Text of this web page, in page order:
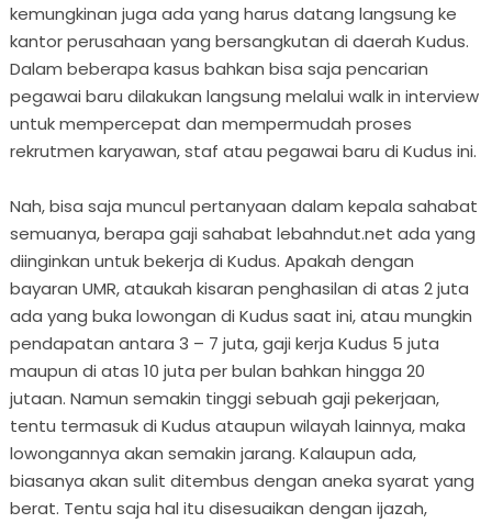
kemungkinan juga ada yang harus datang langsung ke
kantor perusahaan yang bersangkutan di daerah Kudus.
Dalam beberapa kasus bahkan bisa saja pencarian
pegawai baru dilakukan langsung melalui walk in interview
untuk mempercepat dan mempermudah proses
rekrutmen karyawan, staf atau pegawai baru di Kudus ini.
Nah, bisa saja muncul pertanyaan dalam kepala sahabat
semuanya, berapa gaji sahabat lebahndut.net ada yang
diinginkan untuk bekerja di Kudus. Apakah dengan
bayaran UMR, ataukah kisaran penghasilan di atas 2 juta
ada yang buka lowongan di Kudus saat ini, atau mungkin
pendapatan antara 3 – 7 juta, gaji kerja Kudus 5 juta
maupun di atas 10 juta per bulan bahkan hingga 20
jutaan. Namun semakin tinggi sebuah gaji pekerjaan,
tentu termasuk di Kudus ataupun wilayah lainnya, maka
lowongannya akan semakin jarang. Kalaupun ada,
biasanya akan sulit ditembus dengan aneka syarat yang
berat. Tentu saja hal itu disesuaikan dengan ijazah,